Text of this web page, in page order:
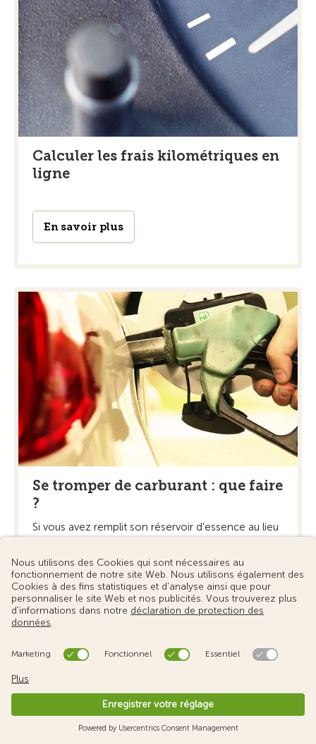
Calculer les frais kilométriques en
ligne
En savoir plus
Se tromper de carburant : que faire
?
Si vous avez remplit son réservoir d’essence au lieu
En savoir plus